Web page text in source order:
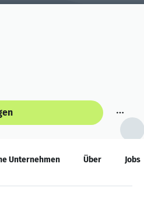
Unternehmen Über Jobs